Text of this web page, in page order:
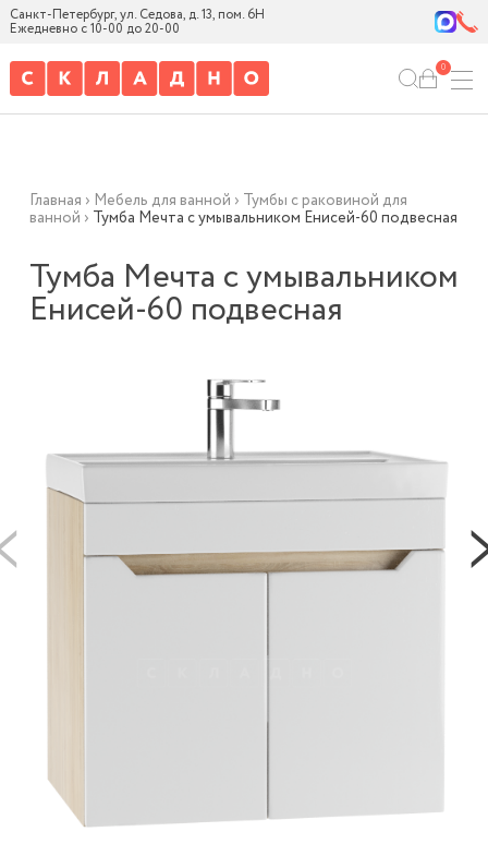
Санкт-Петербург, ул. Седова, д. 13, пом. 6Н
Ежедневно с 10-00 до 20-00
0
Главная › Мебель для ванной › Тумбы с раковиной для
ванной › Тумба Мечта с умывальником Енисей-60 подвесная
Тумба Мечта с умывальником
Енисей-60 подвесная